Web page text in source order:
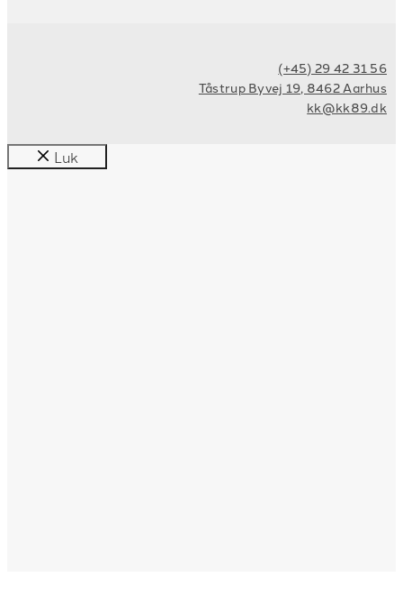
(+45) 29 42 31 56
Tåstrup Byvej 19, 8462 Aarhus
kk@kk89.dk
Luk